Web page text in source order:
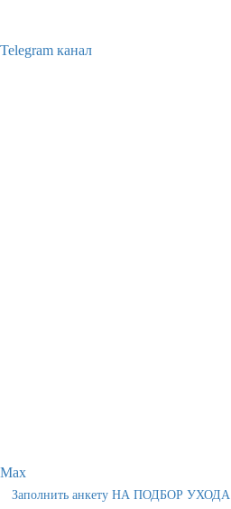
Telegram канал
Max
Заполнить анкету НА ПОДБОР УХОДА